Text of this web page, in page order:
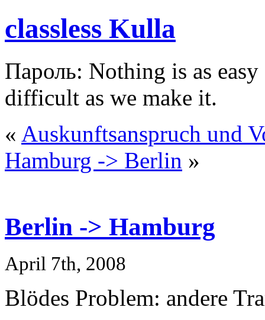
classless Kulla
Пароль: Nothing is as
difficult as we make it.
« Auskunftsanspruch und
Hamburg -> Berlin »
Berlin -> Hamburg
April 7th, 2008
Blödes Problem: andere